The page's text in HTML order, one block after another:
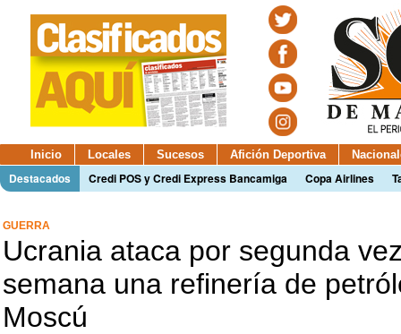
Inicio Locales Sucesos Afición Deportiva
Destacados Credi POS y Credi Express Bancamiga Copa Airlines
GUERRA
Ucrania ataca por segunda
semana una refinería de
Moscú